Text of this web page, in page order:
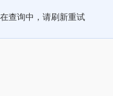
查询中，请刷新重试